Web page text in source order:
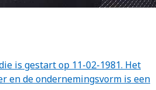
is gestart op 11-02-1981. Het
en de ondernemingsvorm is een